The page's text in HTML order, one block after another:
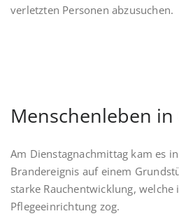
verletzten Personen abzusuchen.
Menschenleben
Am Dienstagnachmittag kam es
Brandereignis auf einem
starke Rauchentwicklung, welche
Pflegeeinrichtung zog.